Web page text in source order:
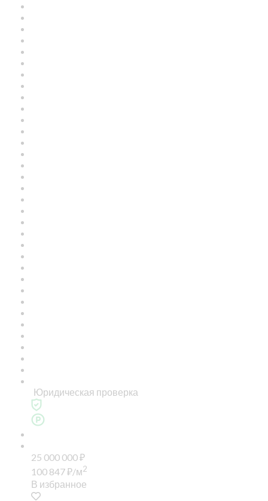
Юридическая проверка
25 000 000₽
100 847₽/м2
В избранное